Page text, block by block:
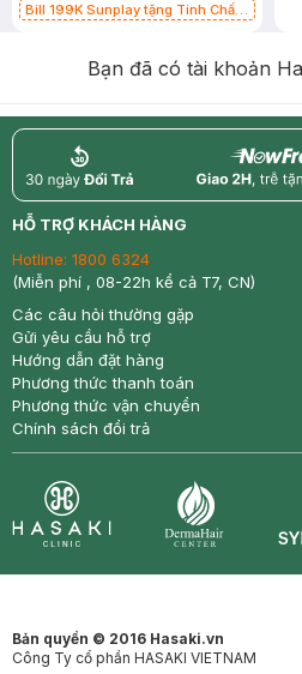
Bill 199K Sunplay tặng Tinh Chất
Bạn đã có tài khoản
return nowfree
HỖ TRỢ KHÁCH HÀNG
Hotline: 1800 6324
(Miễn phí , 08-22h kể cả T7, CN)
Các câu hỏi thường gặp
Gửi yêu cầu hỗ trợ
Hướng dẫn đặt hàng
Phương thức thanh toán
Phương thức vận chuyển
Chính sách đổi trả
Bản quyền © 2016 Hasaki.vn
Công Ty cổ phần HASAKI VIETNAM